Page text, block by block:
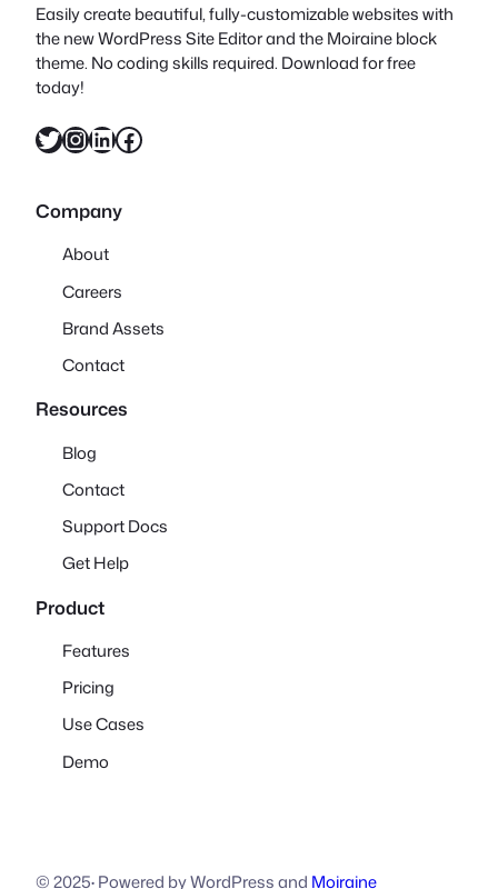
Easily create beautiful, fully-customizable websites with
the new WordPress Site Editor and the Moiraine block
theme. No coding skills required. Download for free
today!
X InstagramLinkedIn Facebook
Company
About
Careers
Brand Assets
Contact
Resources
Blog
Contact
Support Docs
Get Help
Product
Features
Pricing
Use Cases
Demo
© 2025·Powered by WordPress and Moiraine